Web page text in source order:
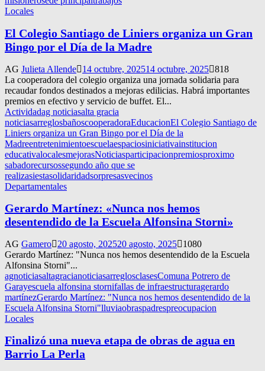
Locales
El Colegio Santiago de Liniers organiza un Gran
Bingo por el Día de la Madre
AG Julieta Allende 14 octubre, 202514 octubre, 2025 818
La cooperadora del colegio organiza una jornada solidaria para
recaudar fondos destinados a mejoras edilicias. Habrá importantes
premios en efectivo y servicio de buffet. El...
Actividadag noticiasalta gracia
noticiasarreglosbañoscooperadoraEducacionEl Colegio Santiago de
Liniers organiza un Gran Bingo por el Día de la
Madreentretenimientoescuelaespaciosiniciativainstitucion
educativalocalesmejorasNoticiasparticipacionpremiosproximo
sabadorecursossegundo año que se
realizasiestasolidaridadsorpresasvecinos
Departamentales
Gerardo Martínez: «Nunca nos hemos
desentendido de la Escuela Alfonsina Storni»
AG Gamero 20 agosto, 202520 agosto, 2025
1080
Gerardo Martínez: "Nunca nos hemos desentendido de la Escuela
Alfonsina Storni"...
agnoticiasaltagracianoticiasarreglosclasesComuna Potrero de
Garayescuela alfonsina stornifallas de infraestructuragerardo
martínezGerardo Martínez: "Nunca nos hemos desentendido de la
Escuela Alfonsina Storni"lluviaobraspadrespreocupacion
Locales
Finalizó una nueva etapa de obras de agua en
Barrio La Perla